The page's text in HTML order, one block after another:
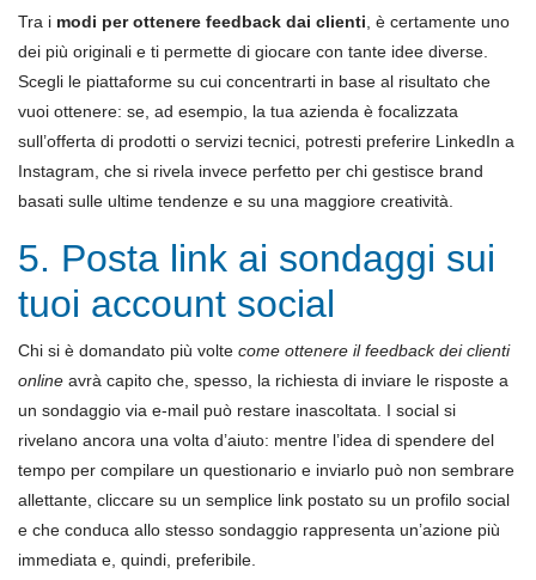
Tra i modi per ottenere feedback dai clienti, è certamente uno
dei più originali e ti permette di giocare con tante idee diverse.
Scegli le piattaforme su cui concentrarti in base al risultato che
vuoi ottenere: se, ad esempio, la tua azienda è focalizzata
sull’offerta di prodotti o servizi tecnici, potresti preferire LinkedIn a
Instagram, che si rivela invece perfetto per chi gestisce brand
basati sulle ultime tendenze e su una maggiore creatività.
5. Posta link ai sondaggi sui
tuoi account social
Chi si è domandato più volte come ottenere il feedback dei clienti
online avrà capito che, spesso, la richiesta di inviare le risposte a
un sondaggio via e-mail può restare inascoltata. I social si
rivelano ancora una volta d’aiuto: mentre l’idea di spendere del
tempo per compilare un questionario e inviarlo può non sembrare
allettante, cliccare su un semplice link postato su un profilo social
e che conduca allo stesso sondaggio rappresenta un’azione più
immediata e, quindi, preferibile.